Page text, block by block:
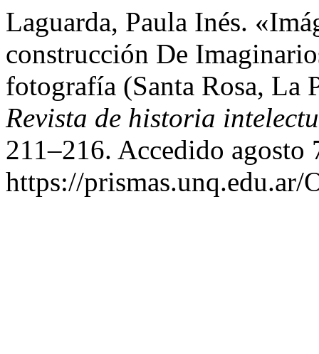
Laguarda, Paula Inés.
construcción De
fotografía (Santa Rosa, La
Revista de historia
211–216. Accedido agosto
https://prismas.unq.edu.ar/